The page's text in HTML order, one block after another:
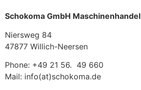
Schokoma GmbH Maschinenhandel
Niersweg 84
47877 Willich-Neersen
Phone: +49 21 56. 49 660
Mail: info(at)schokoma.de